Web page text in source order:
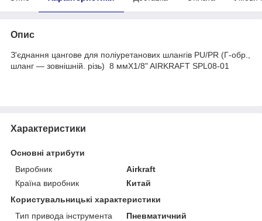
Опис
З'єднання цангове для поліуретанових шлангів PU/PR (Г-обр.,
шланг — зовнішній. різь) 8 ммX1/8" AIRKRAFT SPL08-01
Характеристики
Основні атрибути
Виробник
Airkraft
Країна виробник
Китай
Користувальницькі характеристики
Тип привода інструмента
Пневматичний